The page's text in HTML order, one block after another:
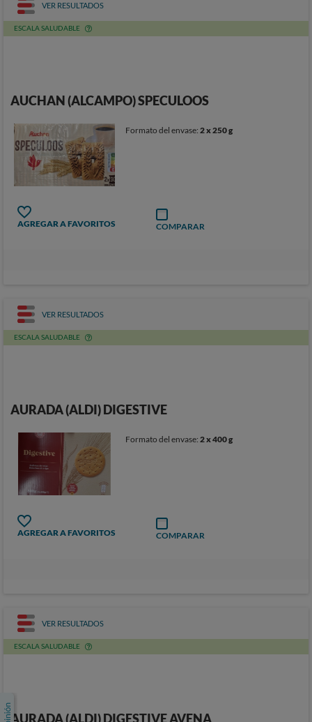
VER RESULTADOS
ESCALA SALUDABLE
AUCHAN (ALCAMPO) SPECULOOS
Formato del envase:2 x 250 g
AGREGAR A FAVORITOS COMPARAR
VER RESULTADOS
ESCALA SALUDABLE
AURADA (ALDI) DIGESTIVE
Formato del envase:2 x 400 g
AGREGAR A FAVORITOS COMPARAR
VER RESULTADOS
ESCALA SALUDABLE
AURADA (ALDI) DIGESTIVE AVENA